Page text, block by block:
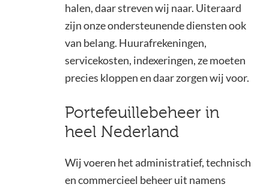
halen, daar streven wij naar. Uiteraard
zijn onze ondersteunende diensten ook
van belang. Huurafrekeningen,
servicekosten, indexeringen, ze moeten
precies kloppen en daar zorgen wij voor.
Portefeuillebeheer in
heel Nederland
Wij voeren het administratief, technisch
en commercieel beheer uit namens